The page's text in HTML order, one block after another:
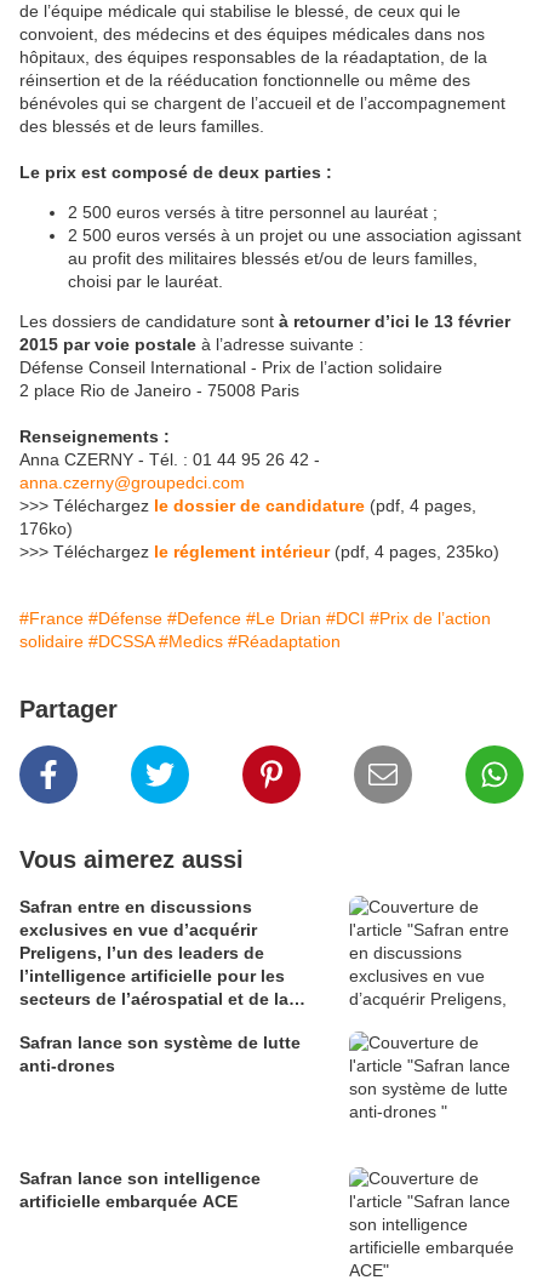
de l’équipe médicale qui stabilise le blessé, de ceux qui le
convoient, des médecins et des équipes médicales dans nos
hôpitaux, des équipes responsables de la réadaptation, de la
réinsertion et de la rééducation fonctionnelle ou même des
bénévoles qui se chargent de l’accueil et de l’accompagnement
des blessés et de leurs familles.
Le prix est composé de deux parties :
2 500 euros versés à titre personnel au lauréat ;
2 500 euros versés à un projet ou une association agissant
au profit des militaires blessés et/ou de leurs familles,
choisi par le lauréat.
Les dossiers de candidature sont à retourner d’ici le 13 février
2015 par voie postale à l’adresse suivante :
Défense Conseil International - Prix de l’action solidaire
2 place Rio de Janeiro - 75008 Paris
Renseignements :
Anna CZERNY - Tél. : 01 44 95 26 42 -
anna.czerny@groupedci.com
>>> Téléchargez le dossier de candidature (pdf, 4 pages,
176ko)
>>> Téléchargez le réglement intérieur(pdf, 4 pages, 235ko)
#France #Défense #Defence #Le Drian #DCI #Prix de l’action
solidaire #DCSSA #Medics #Réadaptation
Partager
Vous aimerez aussi
Safran entre en discussions
exclusives en vue d’acquérir
Preligens, l’un des leaders de
l’intelligence artificielle pour les
secteurs de l’aérospatial et de la
Safran lance son système de lutte
anti-drones
Safran lance son intelligence
artificielle embarquée ACE